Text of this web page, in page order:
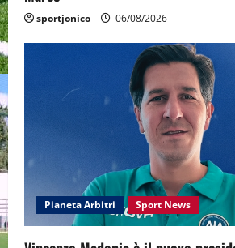
sportjonico 06/08/2026
Pianeta Arbitri Sport News